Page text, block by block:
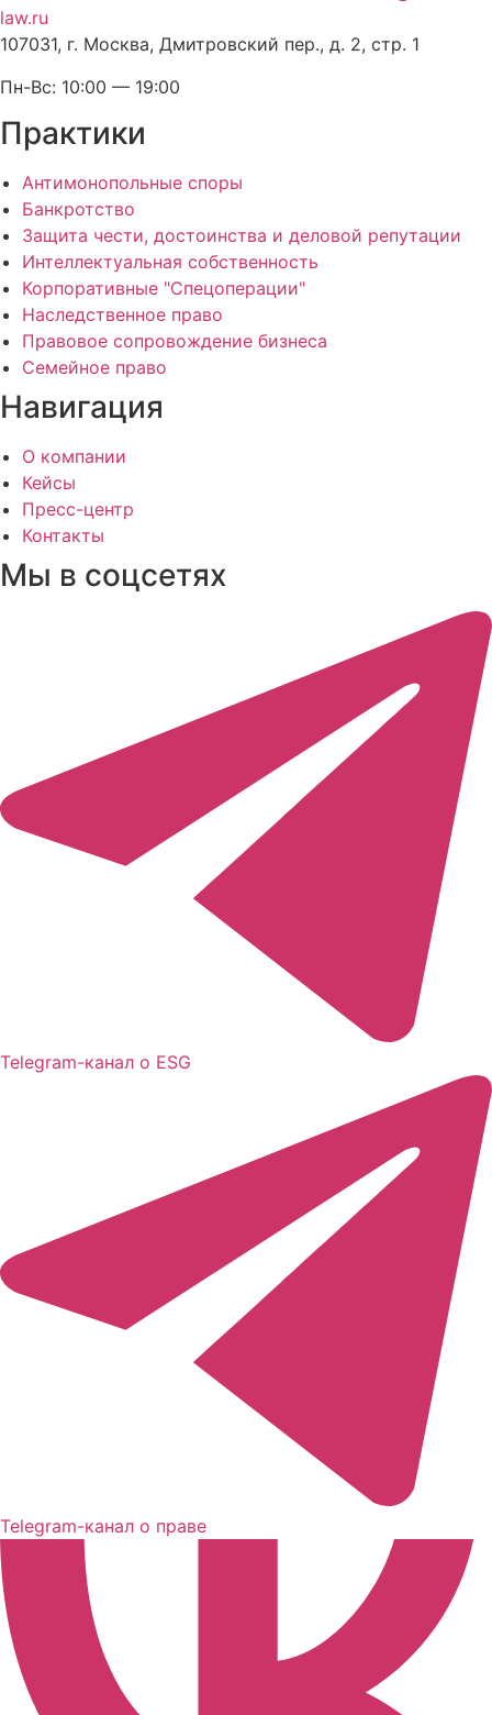
law.ru
107031, г. Москва, Дмитровский пер., д. 2, стр. 1
Пн-Вс: 10:00 — 19:00
Практики
Антимонопольные споры
Банкротство
Защита чести, достоинства и деловой репутации
Интеллектуальная собственность
Корпоративные "Спецоперации"
Наследственное право
Правовое сопровождение бизнеса
Семейное право
Навигация
О компании
Кейсы
Пресс-центр
Контакты
Мы в соцсетях
Telegram-канал о ESG
Telegram-канал о праве